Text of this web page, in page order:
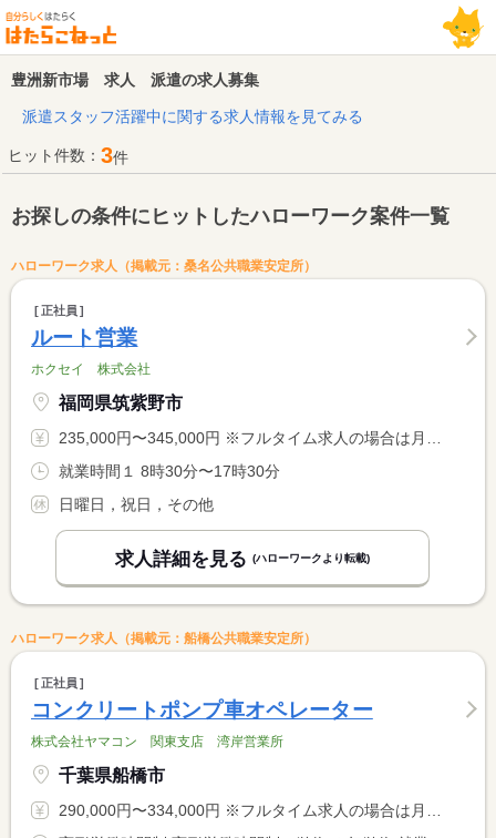
豊洲新市場 求人 派遣の求人募集
派遣スタッフ活躍中に関する求人情報を見てみる
ヒット件数： 3件
お探しの条件にヒットしたハローワーク案件一覧
ハローワーク求人（掲載元：桑名公共職業安定所）
正社員
ルート営業
ホクセイ 株式会社
福岡県筑紫野市
235,000円〜345,000円 ※フルタイム求人の場合は月額（換算額）、パート求人の場合は時間額を表示しています。
就業時間１ 8時30分〜17時30分
日曜日，祝日，その他
求人詳細を見る (ハローワークより転載)
ハローワーク求人（掲載元：船橋公共職業安定所）
正社員
コンクリートポンプ車オペレーター
株式会社ヤマコン 関東支店 湾岸営業所
千葉県船橋市
290,000円〜334,000円 ※フルタイム求人の場合は月額（換算額）、パート求人の場合は時間額を表示しています。